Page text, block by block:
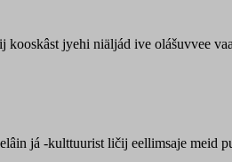
jyehi niäljád ive olášuvvee
já -kulttuurist ličij eellimsaje meid